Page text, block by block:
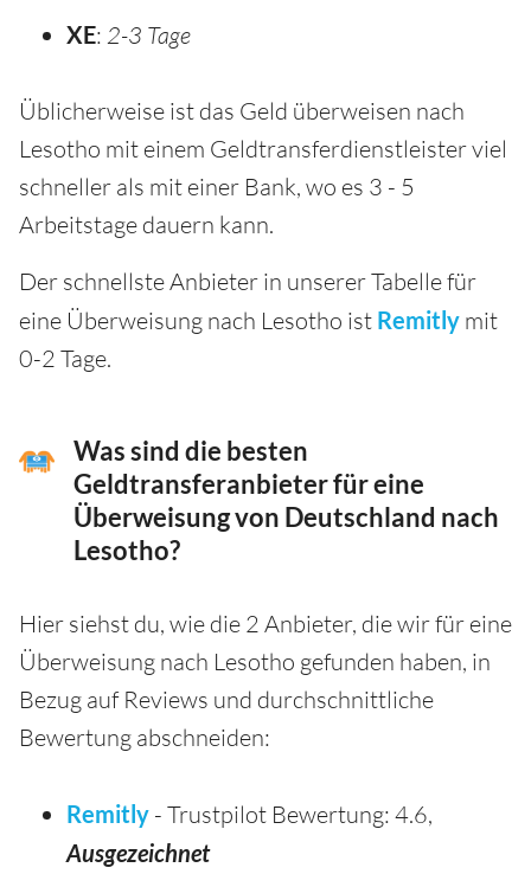
XE: 2-3 Tage
Üblicherweise ist das Geld überweisen nach
Lesotho mit einem Geldtransferdienstleister viel
schneller als mit einer Bank, wo es 3 - 5
Arbeitstage dauern kann.
Der schnellste Anbieter in unserer Tabelle für
eine Überweisung nach Lesotho ist Remitly mit
0-2 Tage.
Was sind die besten
Geldtransferanbieter für eine
Überweisung von Deutschland nach
Lesotho?
Hier siehst du, wie die 2 Anbieter, die wir für eine
Überweisung nach Lesotho gefunden haben, in
Bezug auf Reviews und durchschnittliche
Bewertung abschneiden:
Remitly - Trustpilot Bewertung: 4.6,
Ausgezeichnet